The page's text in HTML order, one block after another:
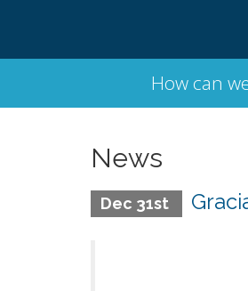
How can
News
Dec 31st